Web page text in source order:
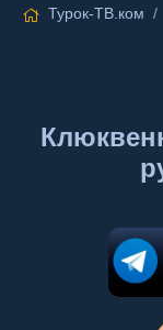
Турок-ТВ.ком /